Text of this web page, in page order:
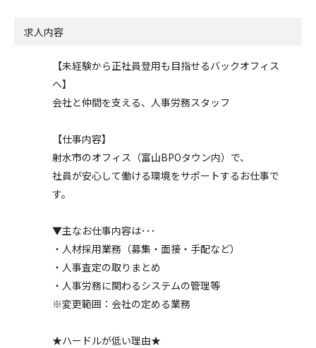
求人内容
【未経験から正社員登用も目指せるバックオフィス
へ】
会社と仲間を支える、人事労務スタッフ
【仕事内容】
射水市のオフィス（富山BPOタウン内）で、
社員が安心して働ける環境をサポートするお仕事で
す。
▼主なお仕事内容は･･･
・人材採用業務（募集・面接・手配など）
・人事査定の取りまとめ
・人事労務に関わるシステムの管理等
※変更範囲：会社の定める業務
★ハードルが低い理由★